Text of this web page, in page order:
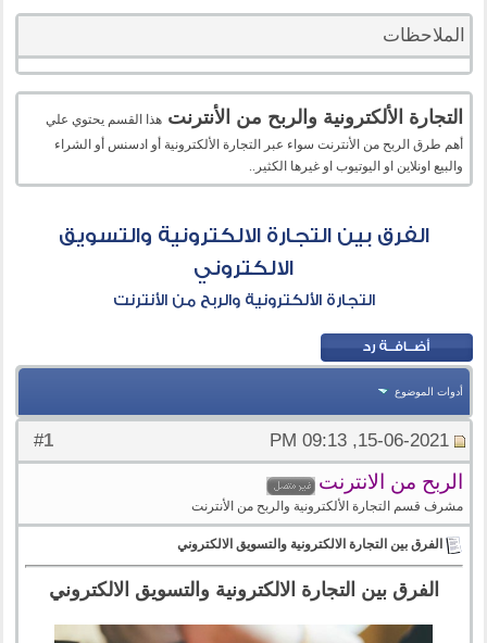
الملاحظات
التجارة الألكترونية والربح من الأنترنت هذا القسم يحتوي علي
أهم طرق الربح من الأنترنت سواء عبر التجارة الألكترونية أو ادسنس أو الشراء
والبيع اونلاين او اليوتيوب او غيرها الكثير..
الفرق بين التجارة الالكترونية والتسويق
الالكتروني
التجارة الألكترونية والربح من الأنترنت
أدوات الموضوع
#
1 15-06-2021, 09:13 PM
الربح من الانترنت
مشرف قسم التجارة الألكترونية والربح من الأنترنت
الفرق بين التجارة الالكترونية والتسويق الالكتروني
الفرق بين التجارة الالكترونية والتسويق الالكتروني